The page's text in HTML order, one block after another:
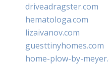
driveadragster.com
hematologa.com
lizaivanov.com
guesttinyhomes.com
home-plow-by-